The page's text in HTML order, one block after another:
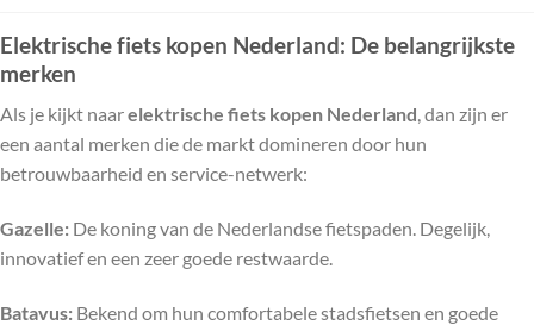
Elektrische fiets kopen Nederland: De belangrijkste
merken
Als je kijkt naarelektrische fiets kopen Nederland, dan zijn er
een aantal merken die de markt domineren door hun
betrouwbaarheid en service-netwerk:
Gazelle: De koning van de Nederlandse fietspaden. Degelijk,
innovatief en een zeer goede restwaarde.
Batavus: Bekend om hun comfortabele stadsfietsen en goede